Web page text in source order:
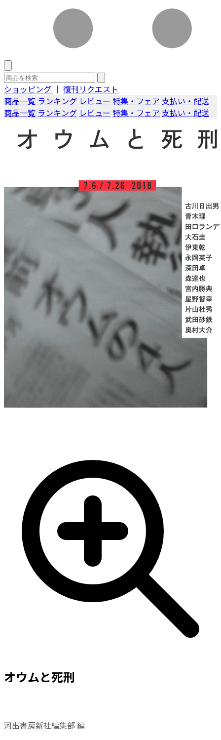
ショッピング ｜ 復刊リクエスト
商品一覧 ランキング レビュー 特集・フェア 支払い・配送
商品一覧 ランキング レビュー 特集・フェア 支払い・配送
オウムと死刑
河出書房新社編集部 編